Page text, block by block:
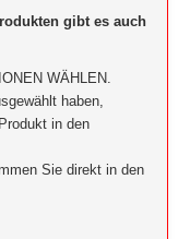
gibt es auch
WÄHLEN.
haben,
in den
Sie direkt in den